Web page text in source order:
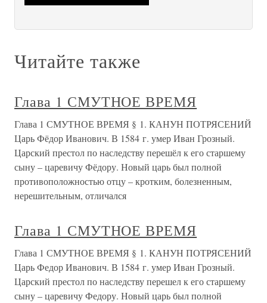
Читайте также
Глава 1 СМУТНОЕ ВРЕМЯ
Глава 1 СМУТНОЕ ВРЕМЯ § 1. КАНУН ПОТРЯСЕНИЙ
Царь Фёдор Иванович. В 1584 г. умер Иван Грозный.
Царский престол по наследству перешёл к его старшему
сыну – царевичу Фёдору. Новый царь был полной
противоположностью отцу – кротким, болезненным,
нерешительным, отличался
Глава 1 СМУТНОЕ ВРЕМЯ
Глава 1 СМУТНОЕ ВРЕМЯ § 1. КАНУН ПОТРЯСЕНИЙ
Царь Федор Иванович. В 1584 г. умер Иван Грозный.
Царский престол по наследству перешел к его старшему
сыну – царевичу Федору. Новый царь был полной